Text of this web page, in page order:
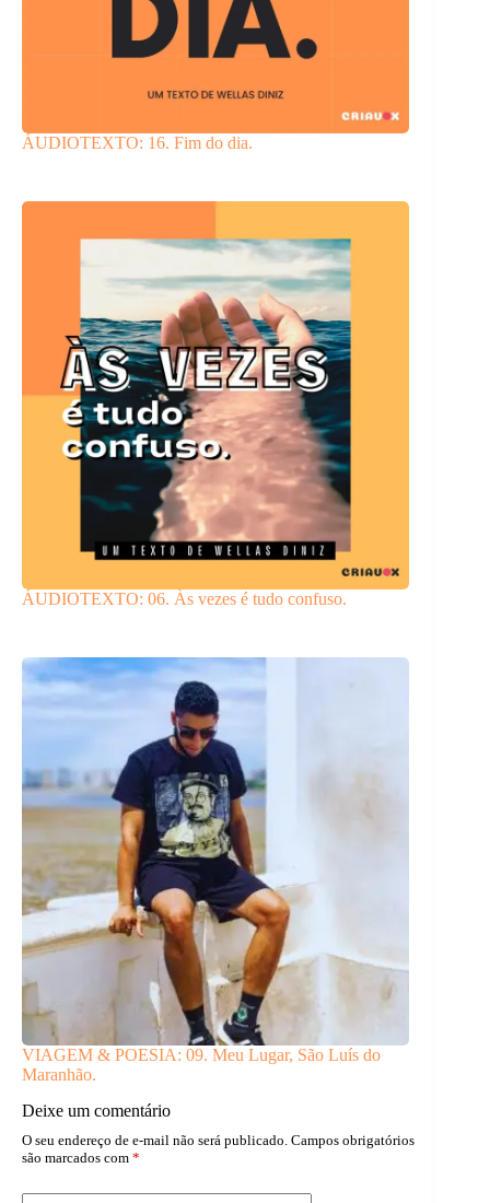
ÁUDIOTEXTO: 16. Fim do dia.
ÁUDIOTEXTO: 06. Às vezes é tudo confuso.
VIAGEM & POESIA: 09. Meu Lugar, São Luís do
Maranhão.
Deixe um comentário
O seu endereço de e-mail não será publicado. Campos obrigatórios
são marcados com *